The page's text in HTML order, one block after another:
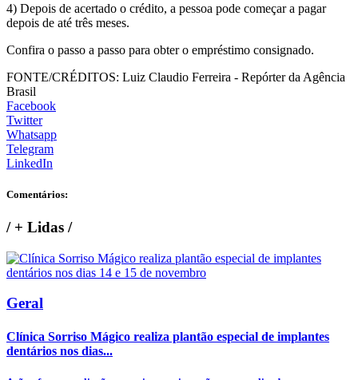
4) Depois de acertado o crédito, a pessoa pode começar a pagar
depois de até três meses.
Confira o passo a passo para obter o empréstimo consignado.
FONTE/CRÉDITOS: Luiz Claudio Ferreira - Repórter da Agência
Brasil
Facebook
Twitter
Whatsapp
Telegram
LinkedIn
Comentários:
/+ Lidas /
Geral
Clínica Sorriso Mágico realiza plantão especial de implantes
dentários nos dias...